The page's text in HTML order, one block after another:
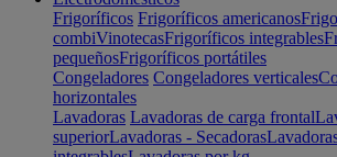
Frigoríficos Frigoríficos americanos
combiVinotecasFrigoríficos integrables
pequeñosFrigoríficos portátiles
Congeladores Congeladores verticales
horizontales
Lavadoras Lavadoras de carga frontal
superiorLavadoras - Secadoras